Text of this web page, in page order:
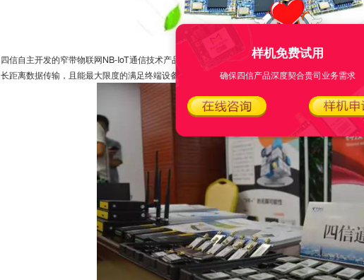
四信NB-IoT通信产品
四信自主开发的窄带物联网NB-IoT通信技术产品，是一款低功耗、广覆盖、大容量和低成本的
长距离数据传输，且能最大限度的满足终端设备对小尺寸、嵌入式的需求。
样机免费试用
确保四信产品深度契合贵司业务需求